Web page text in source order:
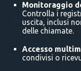
Monitoraggio
Controlla i
uscita, inclusi
delle chiamate.
Accesso
condivisi o